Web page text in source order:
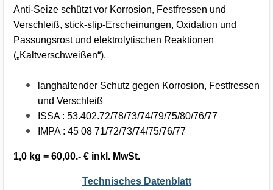
Anti-Seize schützt vor Korrosion, Festfressen und
Verschleiß, stick-slip-Erscheinungen, Oxidation und
Passungsrost und elektrolytischen Reaktionen
(„Kaltverschweißen“).
langhaltender Schutz gegen Korrosion, Festfressen
und Verschleiß
ISSA : 53.402.72/78/73/74/79/75/80/76/77
IMPA : 45 08 71/72/73/74/75/76/77
1,0 kg = 60,00.- € inkl. MwSt.
Technisches Datenblatt